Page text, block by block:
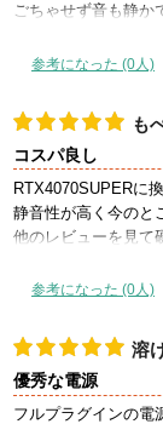
ごちゃせず音も静か
参考になった (0人)
も
コスパ良し
RTX4070SUPERに
静音性が高く今のと
他のレビューを見て
コネクタも十分ある
ATX3.0電源の中で
参考になった (0人)
溶
優秀な電源
フルプラグインの電